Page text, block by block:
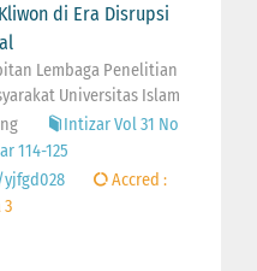
di Era Disrupsi
Lembaga Penelitian
Universitas Islam
Intizar Vol 31 No
114-125
yjfgd028
Accred :
3